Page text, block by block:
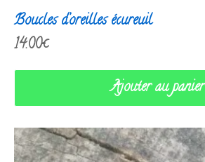
Boucles d’oreilles écureuil
14.00€
Ajouter au panier